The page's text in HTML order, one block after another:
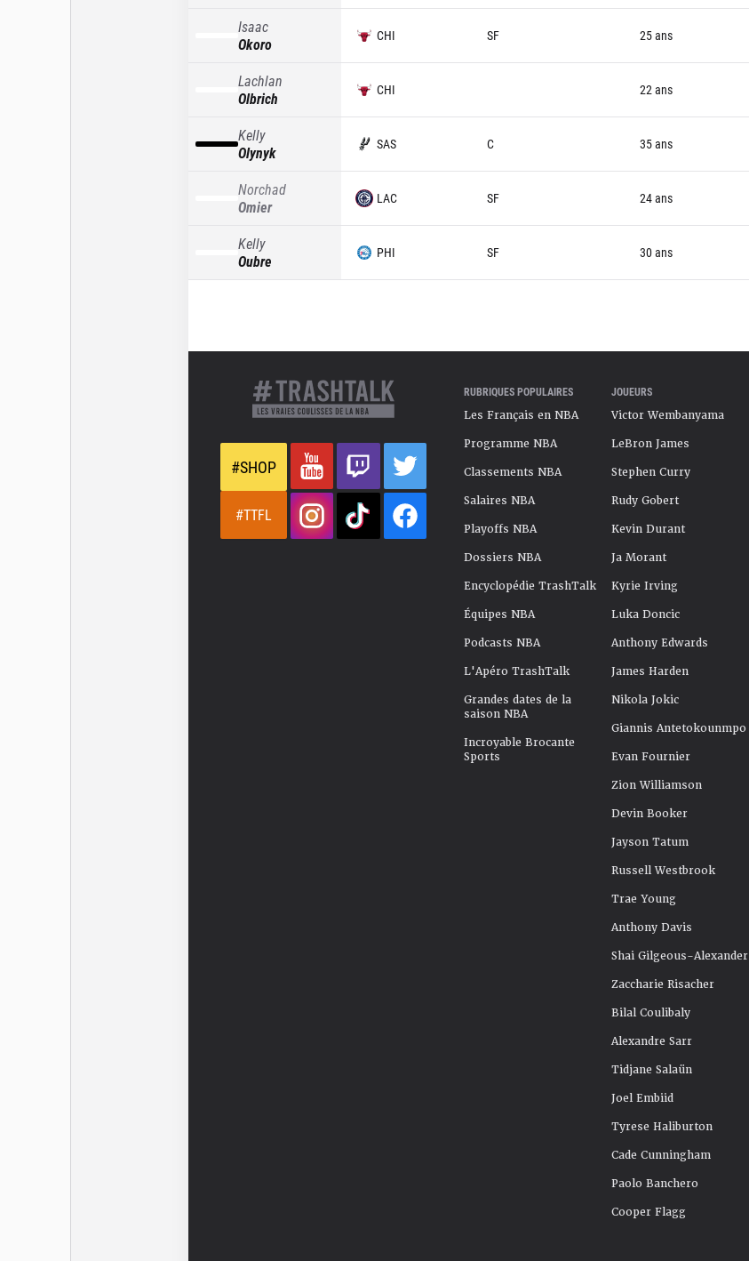
Isaac
Okoro
CHI SF 25 ans
Lachlan
Olbrich
CHI 22 ans
Kelly
Olynyk
SAS C 35 ans
Norchad
Omier
LAC SF 24 ans
Kelly
Oubre
PHI SF 30 ans
#SHOP
#TTFL
RUBRIQUES POPULAIRES
Les Français en NBA
Programme NBA
Classements NBA
Salaires NBA
Playoffs NBA
Dossiers NBA
Encyclopédie TrashTalk
Équipes NBA
Podcasts NBA
L'Apéro TrashTalk
Grandes dates de la
saison NBA
Incroyable Brocante
Sports
JOUEURS
Victor Wembanyama
LeBron James
Stephen Curry
Rudy Gobert
Kevin Durant
Ja Morant
Kyrie Irving
Luka Doncic
Anthony Edwards
James Harden
Nikola Jokic
Giannis Antetokounmpo
Evan Fournier
Zion Williamson
Devin Booker
Jayson Tatum
Russell Westbrook
Trae Young
Anthony Davis
Shai Gilgeous-Alexander
Zaccharie Risacher
Bilal Coulibaly
Alexandre Sarr
Tidjane Salaün
Joel Embiid
Tyrese Haliburton
Cade Cunningham
Paolo Banchero
Cooper Flagg